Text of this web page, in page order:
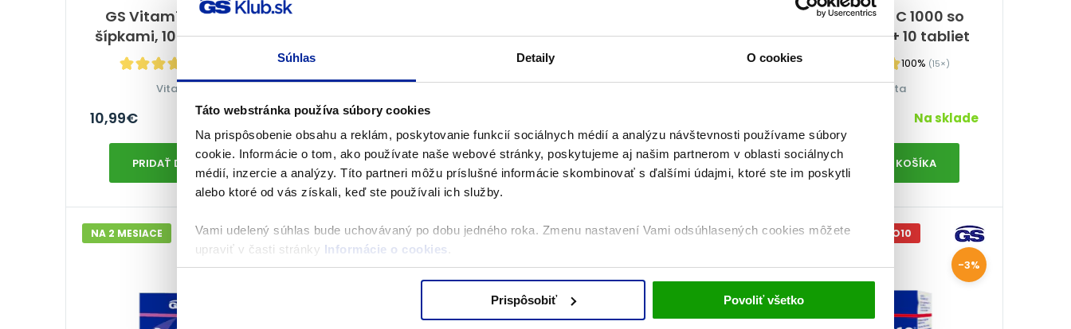
Súhlas Detaily O cookies
Táto webstránka používa súbory cookies
Na prispôsobenie obsahu a reklám, poskytovanie funkcií sociálnych médií a analýzu návštevnosti používame súbory
cookie. Informácie o tom, ako používate naše webové stránky, poskytujeme aj našim partnerom v oblasti sociálnych
médií, inzercie a analýzy. Títo partneri môžu príslušné informácie skombinovať s ďalšími údajmi, ktoré ste im poskytli
alebo ktoré od vás získali, keď ste používali ich služby.
Vami udelený súhlas bude uchovávaný po dobu jedného roka. Zmenu nastavení Vami odsúhlasených cookies môžete
upraviť v časti stránky Informácie o cookies
Prispôsobiť Povoliť všetko
GS Vitamín C 1000 so
šípkami, 100 + 20 tabliet
Vitamín C
10,99€ Na sklade
PRIDAŤ DO KOŠÍKA
20,89€
PRIDAŤ DO KOŠÍKA
tabliet
PRIDAŤ DO KOŠÍKA
GS Vitamín C 1000 so
šípkami, 50 + 10 tabliet
100% (15×)
Imunita
Na sklade
PRIDAŤ DO KOŠÍKA
NA 2 MESIACE
-11%
NA 3 MESIACE DOPRAVA ZADARMO
-1%
-10% S KÓDOM: LIPO10
-3%